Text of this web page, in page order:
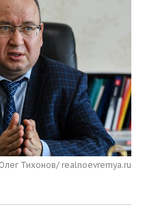
Тихонов/ realnoevremya.ru